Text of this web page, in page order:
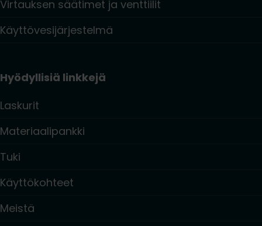
Virtauksen säätimet ja venttiilit
Käyttövesijärjestelmä
Hyödyllisiä linkkejä
Laskurit
Materiaalipankki
Tuki
Käyttökohteet
Meistä